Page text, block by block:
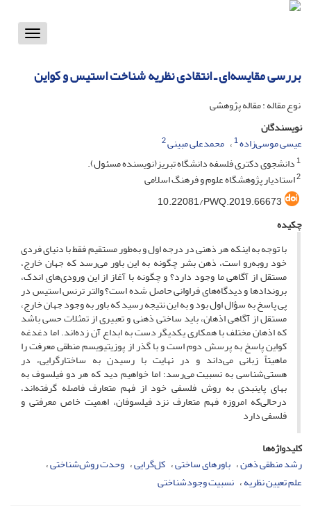
Toggle
بررسی مقایسه‌ای ـ انتقادی نظریه شناخت استیس و کواین
نوع مقاله : مقاله پژوهشی
نویسندگان
عیسی موسی‌زاده1 محمدعلی مبینی2
1دانشجوی دکتری فلسفه دانشگاه تبریز(نویسنده مسئول).
2استادیار پژوهشگاه علوم و فرهنگ اسلامی
10.22081/PWQ.2019.66673
چکیده
با توجه به اینکه هر ذهنی در درجه اول و به‌طور مستقیم فقط با دنیای فردی
خود روبه‌رو است، ذهن بشر چگونه به این باور می‌رسد که جهان خارج،
مستقل از آگاهی ما وجود دارد؟ و چگونه با آغاز از این ورودی‌های اندک،
برون‎دادها و دیدگاه‌های فراوانی حاصل شده است؟ والتر ترنس استیس در
پی پاسخ به سؤال اول بود و به این نتیجه رسید که باور به وجود جهان خارج،
مستقل از آگاهی اذهان، باید ساختی ذهنی و تعبیری از تمثلات حسی باشد
که اذهان مختلف با همکاری یکدیگر دست به ابداع آن زده‌اند. اما دغدغه
کواین پاسخ به پرسش دوم است و با گذر از پوزیتیویسم منطقی معرفت را
ماهیتاً زبانی می‌داند و در نهایت با رسیدن به ساختارگرایی، در
هستی‌شناسی به نسبیت می‌رسد؛ اما خواهیم دید که هر دو فیلسوف به
بهای پاینبدی به روش فلسفی خود از فهم متعارف فاصله گرفته‌اند،
درحالی‌که امروزه فهم متعارف نزد فیلسوفان، اهمیت خاص معرفتی و
فلسفی دارد
کلیدواژه‌ها
رشد منطقی ذهن باورهای ساختی کل‌گرایی وحدت روش‌شناختی
علم تعیین نظریه نسبیت وجودشناختی